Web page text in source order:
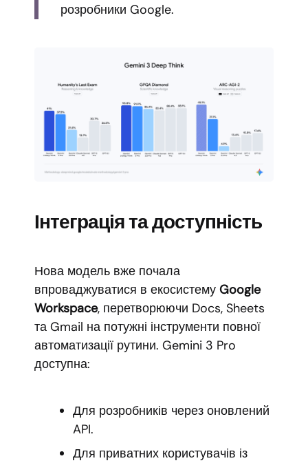
розробники Google.
Інтеграція та доступність
Нова модель вже почала
впроваджуватися в екосистему Google
Workspace, перетворюючи Docs, Sheets
та Gmail на потужні інструменти повної
автоматизації рутини. Gemini 3 Pro
доступна:
Для розробників через оновлений
API.
Для приватних користувачів із